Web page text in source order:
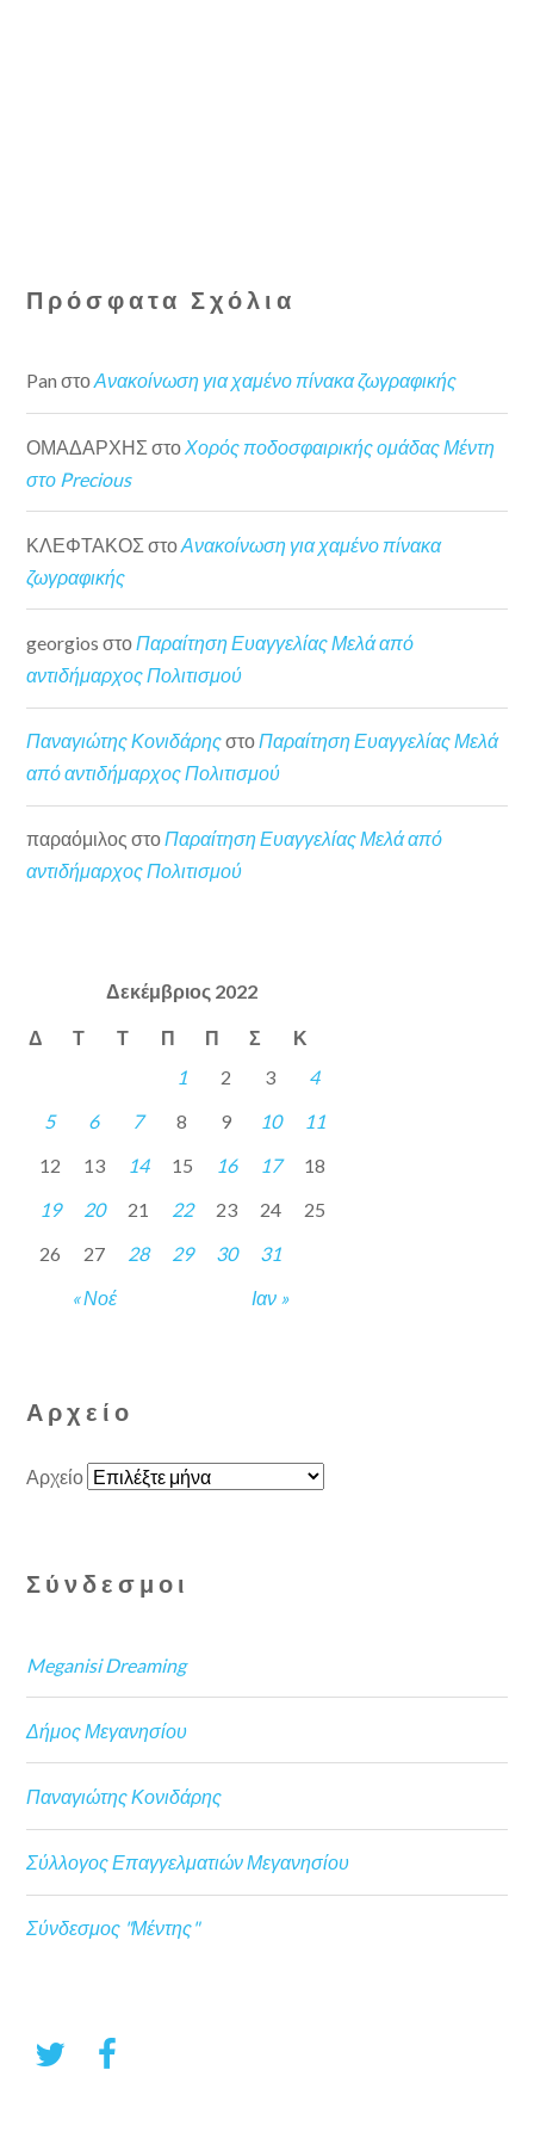
Πρόσφατα Σχόλια
Pan στοΑνακοίνωση για χαμένο πίνακα ζωγραφικής
ΟΜΑΔΑΡΧΗΣ στο Χορός ποδοσφαιρικής ομάδας Μέντη
στο Precious
ΚΛΕΦΤΑΚΟΣ στοΑνακοίνωση για χαμένο πίνακα
ζωγραφικής
georgios στοΠαραίτηση Ευαγγελίας Μελά από
αντιδήμαρχος Πολιτισμού
Παναγιώτης ΚονιδάρηςστοΠαραίτηση Ευαγγελίας Μελά
από αντιδήμαρχος Πολιτισμού
παραόμιλος στοΠαραίτηση Ευαγγελίας Μελά από
αντιδήμαρχος Πολιτισμού
Δεκέμβριος 2022
Δ Τ Τ Π Π Σ Κ
« Νοέ Ιαν »
1 2 3
4
5
6 7 8 9 10
11
12
13 14 15 16 17
18
19
20 21 22 23 24
25
26
27 28 29 30 31
Αρχείο
Αρχείο
Σύνδεσμοι
Meganisi Dreaming
Δήμος Μεγανησίου
Παναγιώτης Κονιδάρης
Σύλλογος Επαγγελματιών Μεγανησίου
Σύνδεσμος "Μέντης"